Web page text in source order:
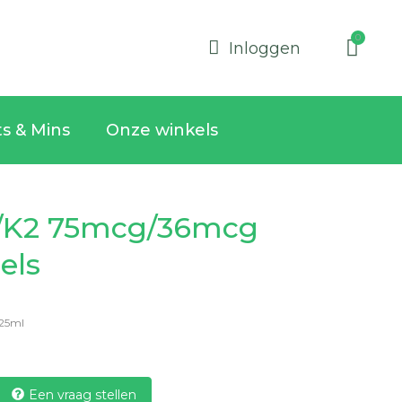
Inloggen
& Mins Onze winkels
75mcg/36mcg
Een vraag stellen